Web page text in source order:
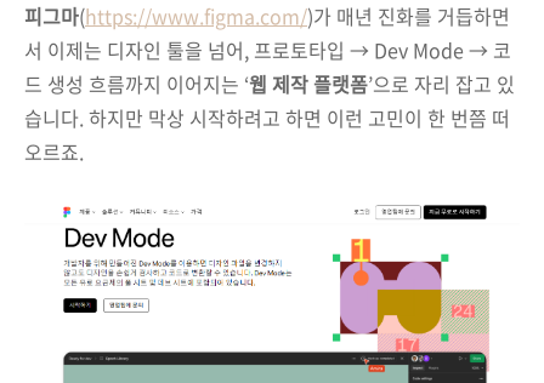
피그마(https://www.figma.com/)가 매년 진화를 거듭하면
서 이제는 디자인 툴을 넘어, 프로토타입 → Dev Mode → 코
드 생성 흐름까지 이어지는 ‘웹 제작 플랫폼’으로 자리 잡고 있
습니다. 하지만 막상 시작하려고 하면 이런 고민이 한 번쯤 떠
오르죠.